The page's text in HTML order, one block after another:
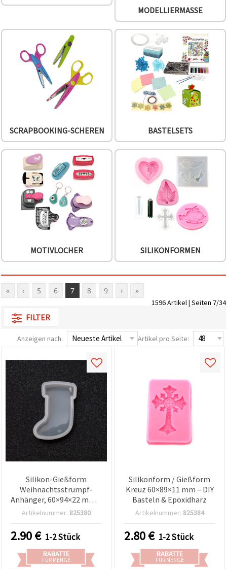
können Sie
oder
Datenschutzerklärung
Cookie-
Einstellungen
MODELLIERMASSE
SCRAPBOOKING-SCHEREN BASTELSETS
MOTIVLOCHER SILIKONFORMEN
« ‹ 5 6 7 8 9 › »
1596 Artikel | Seiten 7/34
FILTER
Anzeigen nach: Artikel pro Seite:
Silikon-Gießform
Weihnachtsstrumpf-
Anhänger, 60×94×22 mm –
DIY Form für Epoxidharz,
Schmuck & Ornamente
Artikelnummer: 825380
2.90€ 1-2 Stück
RABATTE
FÜR MENGE
Silikonform / Gießform
Kreuz 60×89×11 mm – DIY
Basteln & Epoxidharz
Artikelnummer: 825384
2.80€ 1-2 Stück
RABATTE
FÜR MENGE